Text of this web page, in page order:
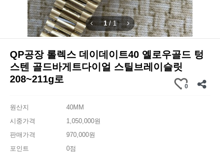
1/1
QP공장 롤렉스 데이데이트40 옐로우골드 텅
스텐 골드바게트다이얼 스틸브레이슬릿
208~211g로
0
원산지
40MM
시중가격
1,050,000원
판매가격
970,000원
포인트
0점